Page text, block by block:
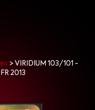
> VIRIDIUM 103/101 -
2013